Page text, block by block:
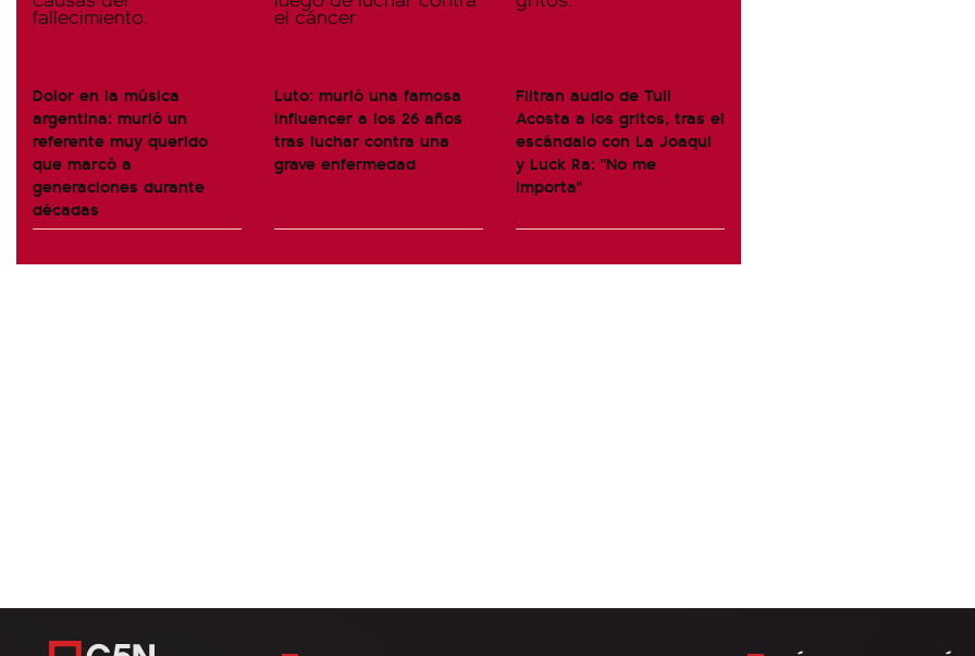
Dolor en la música
argentina: murió un
referente muy querido
que marcó a
generaciones durante
décadas
Luto: murió una famosa
influencer a los 26 años
tras luchar contra una
grave enfermedad
Filtran audio de Tuli
Acosta a los gritos, tras el
escándalo con La Joaqui
y Luck Ra: "No me
importa"